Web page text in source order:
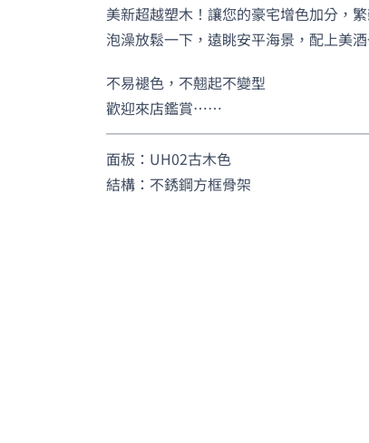
美新超越塑木！讓您的豪宅增色加分，
泡澡放鬆一下，遠眺安平海景，配上美
不易褪色，不翹起不變型
歡迎來店鑑賞……
面板：UH02古木色
結構：不銹鋼方框骨架